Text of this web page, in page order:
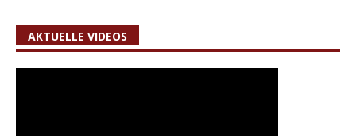
AKTUELLE VIDEOS